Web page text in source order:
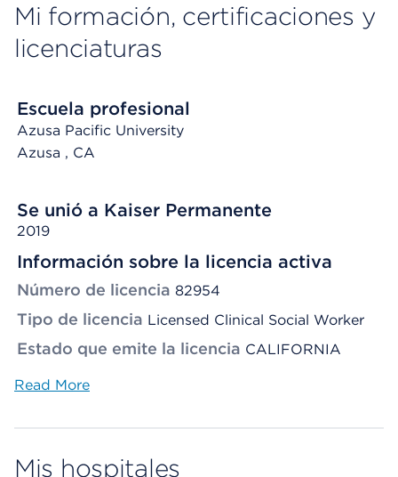
Mi formación, certificaciones y
licenciaturas
Escuela profesional
Azusa Pacific University
Azusa , CA
Se unió a Kaiser Permanente
2019
Información sobre la licencia activa
Número de licencia 82954
Tipo de licencia Licensed Clinical Social Worker
Estado que emite la licencia CALIFORNIA
Read More
Mis hospitales